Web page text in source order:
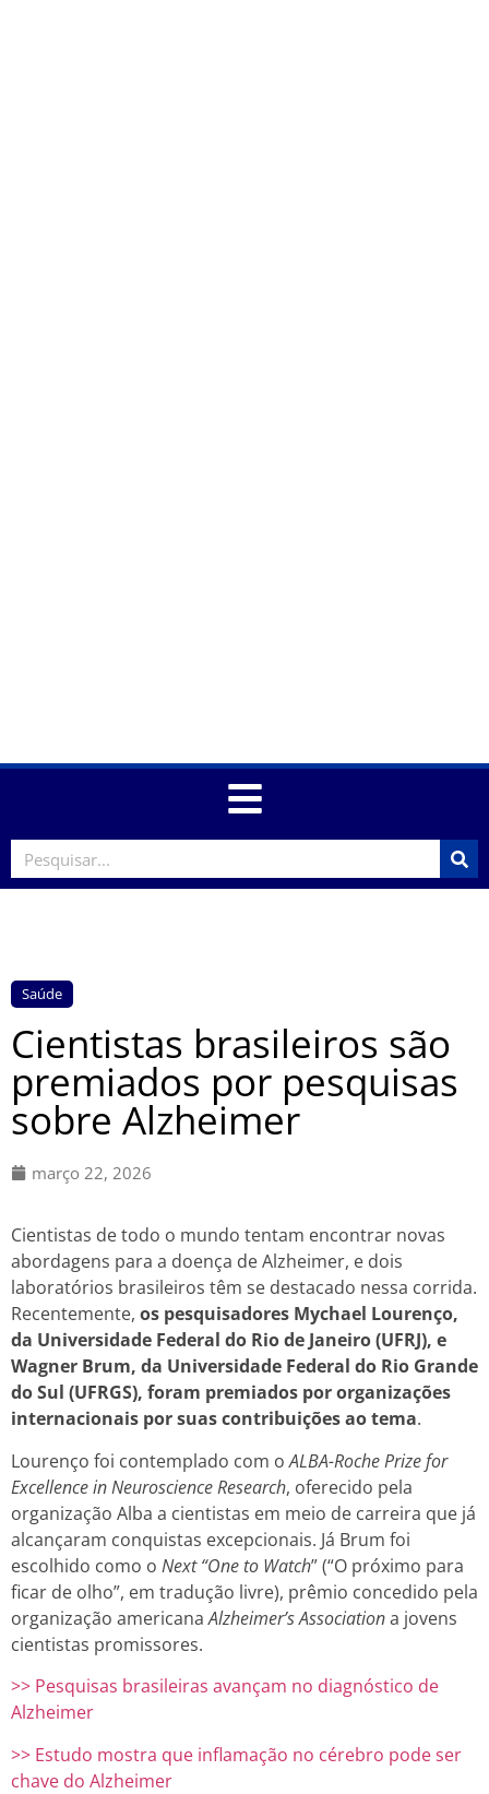
Saúde
Cientistas brasileiros são
premiados por pesquisas
sobre Alzheimer
março 22, 2026
Cientistas de todo o mundo tentam encontrar novas
abordagens para a doença de Alzheimer, e dois
laboratórios brasileiros têm se destacado nessa corrida.
Recentemente, os pesquisadores Mychael Lourenço,
da Universidade Federal do Rio de Janeiro (UFRJ), e
Wagner Brum, da Universidade Federal do Rio Grande
do Sul (UFRGS), foram premiados por organizações
internacionais por suas contribuições ao tema.
Lourenço foi contemplado com oALBA-Roche Prize for
Excellence in Neuroscience Research, oferecido pela
organização Alba a cientistas em meio de carreira que já
alcançaram conquistas excepcionais. Já Brum foi
escolhido como o Next “One to Watch” (“O próximo para
ficar de olho”, em tradução livre), prêmio concedido pela
organização americanaAlzheimer’s Associationa jovens
cientistas promissores.
>> Pesquisas brasileiras avançam no diagnóstico de
Alzheimer
>> Estudo mostra que inflamação no cérebro pode ser
chave do Alzheimer